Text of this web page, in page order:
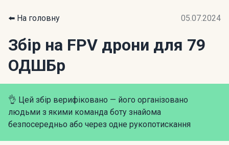
⬅️ На головну 05.07.2024
Збір на FPV дрони для 79
ОДШБр
👌 Цей збір верифіковано — його організовано
людьми з якими команда боту знайома
безпосередньо або через одне рукопотискання